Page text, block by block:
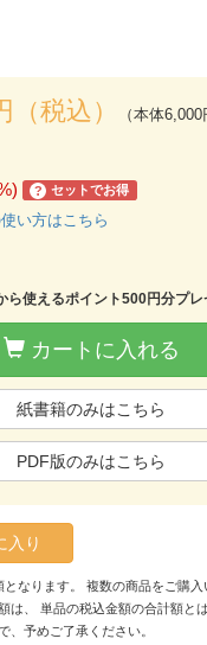
（税込）
（本体
? セットでお得
い方はこちら
ら使えるポイント500円分プレ
カートに入れる
紙書籍のみはこちら
PDF版のみはこちら
入り
なります。 複数の商品をご購入
は、 単品の税込金額の合計額と
、予めご了承ください。